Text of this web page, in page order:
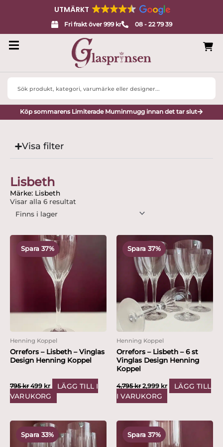
UTMÄRKT
Fri frakt över 999 kr 08 - 22 79 39
Search
Köp sommarens Limiterade Muminmugg innan det tar slut
Visa filter
Lisbeth
Märke: Lisbeth
Visar alla 6 resultat
Spara 37%
Henning Koppel
Orrefors – Lisbeth – Vinglas
Design Henning Koppel
795kr
ursprungliga
795 kr.
499 kr
Det
nuvarande
priset
är:
499 kr.
LÄGG TILL I
VARUKORG
Spara 37%
Henning Koppel
Orrefors – Lisbeth – 6 st
Vinglas Design Henning
Koppel
4,795kr
ursprungliga
var:
4,795 kr.
2,999 kr
nuvarande
priset
är:
2,999 kr.
LÄGG TILL
I VARUKORG
Spara 33%
Det
ursprungliga
Det
nuvarande
priset
Spara 37%
ursprungliga
Det
nuvarande
priset